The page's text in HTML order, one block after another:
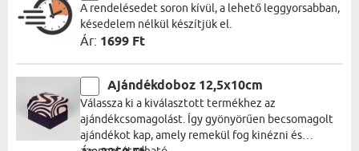
A rendelésedet soron kívül, a lehető leggyorsabban,
késedelem nélkül készítjük el.
Ár: 1699 Ft
Ajándékdoboz 12,5x10cm
Válassza ki a kiválasztott termékhez az
ajándékcsomagolást. Így gyönyörűen becsomagolt
ajándékot kap, amely remekül fog kinézni és